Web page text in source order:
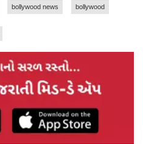
bollywood news bollywood